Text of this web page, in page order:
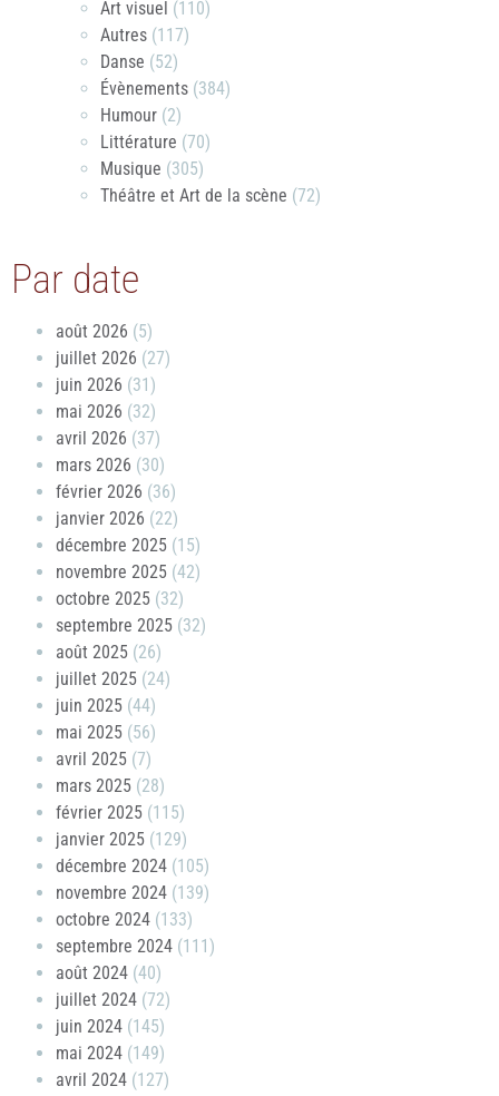
Art visuel (110)
Autres (117)
Danse (52)
Évènements (384)
Humour (2)
Littérature (70)
Musique (305)
Théâtre et Art de la scène (72)
Par date
août 2026 (5)
juillet 2026 (27)
juin 2026 (31)
mai 2026 (32)
avril 2026 (37)
mars 2026 (30)
février 2026 (36)
janvier 2026 (22)
décembre 2025 (15)
novembre 2025 (42)
octobre 2025 (32)
septembre 2025 (32)
août 2025 (26)
juillet 2025 (24)
juin 2025 (44)
mai 2025 (56)
avril 2025 (7)
mars 2025 (28)
février 2025 (115)
janvier 2025 (129)
décembre 2024 (105)
novembre 2024 (139)
octobre 2024 (133)
septembre 2024 (111)
août 2024 (40)
juillet 2024 (72)
juin 2024 (145)
mai 2024 (149)
avril 2024 (127)